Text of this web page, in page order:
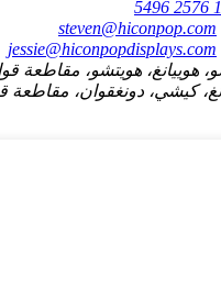
steven@hiconpop.com
jessie@hiconpopdisplays.com
هوييانغ، هويتشو، مقاطعة
كيشي، دونغقوان، مقاطعة